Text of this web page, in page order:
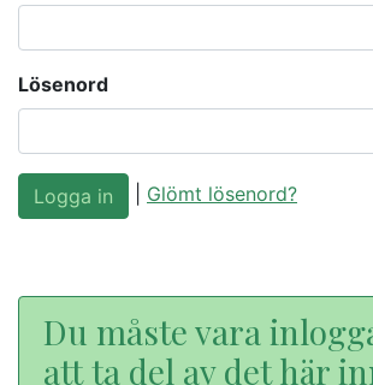
Lösenord
Glömt lösenord?
Du måste vara
att ta del av det här